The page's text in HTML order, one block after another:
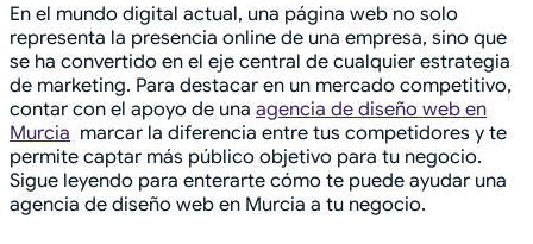
En el mundo digital actual, una página web no solo
representa la presencia online de una empresa, sino que
se ha convertido en el eje central de cualquier estrategia
de marketing. Para destacar en un mercado competitivo,
contar con el apoyo de una agencia de diseño web en
Murcia marcar la diferencia entre tus competidores y te
permite captar más público objetivo para tu negocio.
Sigue leyendo para enterarte cómo te puede ayudar una
agencia de diseño web en Murcia a tu negocio.